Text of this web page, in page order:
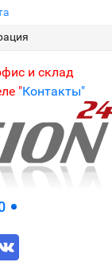
и склад
"Контакты"